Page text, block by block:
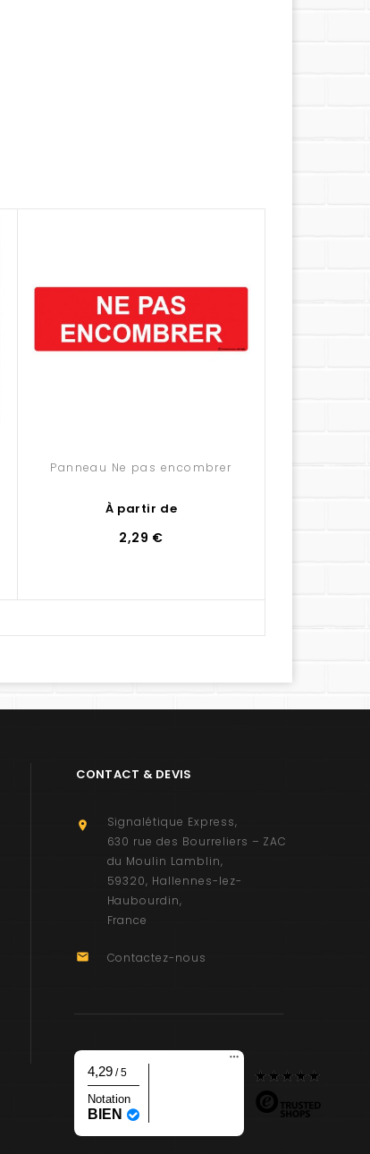
Panneau Ne pas encombrer
À partir de
2,29 €
CONTACT & DEVIS

Signalétique Express
630 rue des Bourreliers – ZAC
du Moulin Lamblin
59320 Hallennes-lez-
Haubourdin
France
 Contactez-nous
4,29 / 5
Notation
BIEN